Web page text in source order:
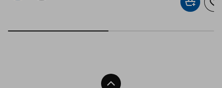
Προσθήκη
Back To Top